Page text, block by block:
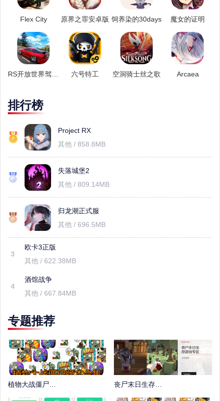
Flex City 原界之罪安卓版 饲养染的30days 魔女的证明
六号特工 空洞骑士丝之歌 Arcaea
排行榜
Project RX
其他 / 858.8MB
失落城堡2
其他 / 809.14MB
归龙潮正式服
其他 / 696.5MB
3
欧卡3正版
其他 / 622.38MB
4
酒馆战争
其他 / 667.84MB
专题推荐